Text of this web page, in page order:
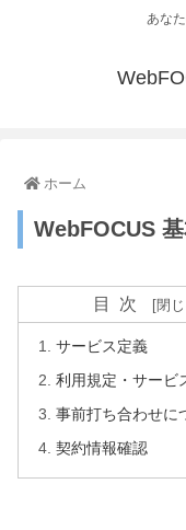
あな
ホーム
WebFOCUS
目次
サービス定義
利用規定・サービ
事前打ち合わせに
契約情報確認